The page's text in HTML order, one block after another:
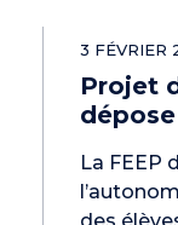
3 FÉVRIER
Projet
La FEEP